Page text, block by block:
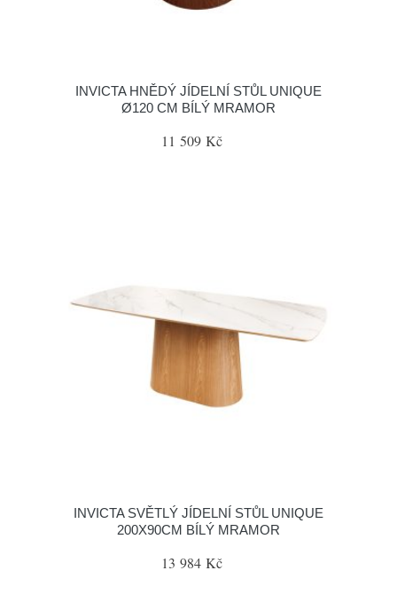
INVICTA HNĚDÝ JÍDELNÍ STŮL UNIQUE
Ø120 CM BÍLÝ MRAMOR
11 509 Kč
INVICTA SVĚTLÝ JÍDELNÍ STŮL UNIQUE
200X90CM BÍLÝ MRAMOR
13 984 Kč